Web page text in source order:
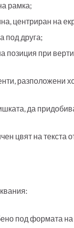
рамка;
центриран на
под друга;
позиция при
разположени
да
цвят на текста
под формата